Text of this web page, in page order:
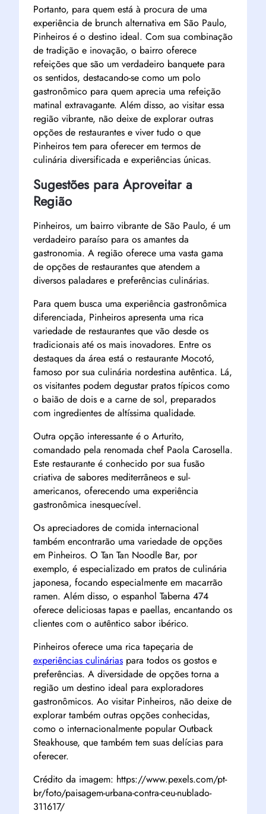
Portanto, para quem está à procura de uma
experiência de brunch alternativa em São Paulo,
Pinheiros é o destino ideal. Com sua combinação
de tradição e inovação, o bairro oferece
refeições que são um verdadeiro banquete para
os sentidos, destacando-se como um polo
gastronômico para quem aprecia uma refeição
matinal extravagante. Além disso, ao visitar essa
região vibrante, não deixe de explorar outras
opções de restaurantes e viver tudo o que
Pinheiros tem para oferecer em termos de
culinária diversificada e experiências únicas.
Sugestões para Aproveitar a
Região
Pinheiros, um bairro vibrante de São Paulo, é um
verdadeiro paraíso para os amantes da
gastronomia. A região oferece uma vasta gama
de opções de restaurantes que atendem a
diversos paladares e preferências culinárias.
Para quem busca uma experiência gastronômica
diferenciada, Pinheiros apresenta uma rica
variedade de restaurantes que vão desde os
tradicionais até os mais inovadores. Entre os
destaques da área está o restaurante Mocotó,
famoso por sua culinária nordestina autêntica. Lá,
os visitantes podem degustar pratos típicos como
o baião de dois e a carne de sol, preparados
com ingredientes de altíssima qualidade.
Outra opção interessante é o Arturito,
comandado pela renomada chef Paola Carosella.
Este restaurante é conhecido por sua fusão
criativa de sabores mediterrâneos e sul-
americanos, oferecendo uma experiência
gastronômica inesquecível.
Os apreciadores de comida internacional
também encontrarão uma variedade de opções
em Pinheiros. O Tan Tan Noodle Bar, por
exemplo, é especializado em pratos de culinária
japonesa, focando especialmente em macarrão
ramen. Além disso, o espanhol Taberna 474
oferece deliciosas tapas e paellas, encantando os
clientes com o autêntico sabor ibérico.
Pinheiros oferece uma rica tapeçaria de
experiências culinárias para todos os gostos e
preferências. A diversidade de opções torna a
região um destino ideal para exploradores
gastronômicos. Ao visitar Pinheiros, não deixe de
explorar também outras opções conhecidas,
como o internacionalmente popular Outback
Steakhouse, que também tem suas delícias para
oferecer.
Crédito da imagem: https://www.pexels.com/pt-
br/foto/paisagem-urbana-contra-ceu-nublado-
311617/